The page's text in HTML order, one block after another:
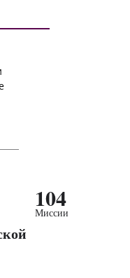
104
Миссии